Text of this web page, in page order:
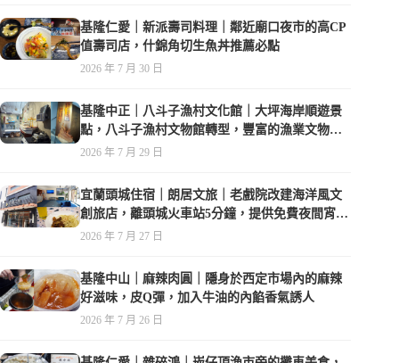
基隆仁愛｜新派壽司料理｜鄰近廟口夜市的高CP
值壽司店，什錦角切生魚丼推薦必點
2026 年 7 月 30 日
基隆中正｜八斗子漁村文化館｜大坪海岸順遊景
點，八斗子漁村文物館轉型，豐富的漁業文物，
值得走訪
2026 年 7 月 29 日
宜蘭頭城住宿｜朗居文旅｜老戲院改建海洋風文
創旅店，離頭城火車站5分鐘，提供免費夜間宵
夜，親子遊戲空間
2026 年 7 月 27 日
基隆中山｜麻辣肉圓｜隱身於西定市場內的麻辣
好滋味，皮Q彈，加入牛油的內餡香氣誘人
2026 年 7 月 26 日